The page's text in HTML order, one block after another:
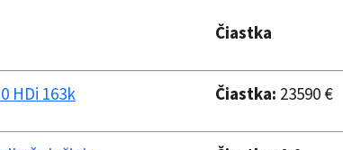
Čiastka
HDi 163k Čiastka: 23590 €